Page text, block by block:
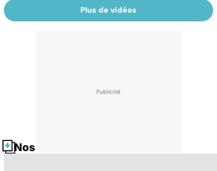
Plus de vidéos
Nos fiches santé